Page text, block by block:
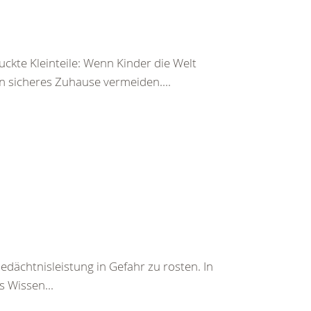
Kleinteile: Wenn Kinder die Welt
sicheres Zuhause vermeiden....
in Gefahr zu rosten. In
Wissen...